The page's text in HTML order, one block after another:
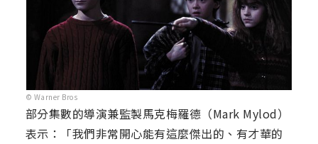
© Warner Bros
部分集數的導演兼監製馬克梅羅德（Mark Mylod）
表示：「我們非常開心能有這麼傑出的、有才華的